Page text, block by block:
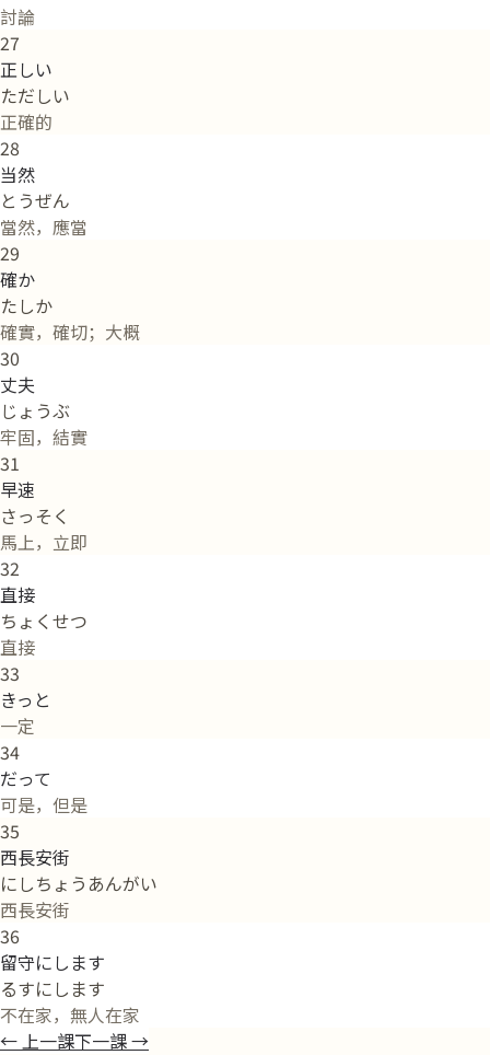
討論
27
正しい
ただしい
正確的
28
当然
とうぜん
當然，應當
29
確か
たしか
確實，確切；大概
30
丈夫
じょうぶ
牢固，結實
31
早速
さっそく
馬上，立即
32
直接
ちょくせつ
直接
33
きっと
一定
34
だって
可是，但是
35
西長安街
にしちょうあんがい
西長安街
36
留守にします
るすにします
不在家，無人在家
←上一課下一課→